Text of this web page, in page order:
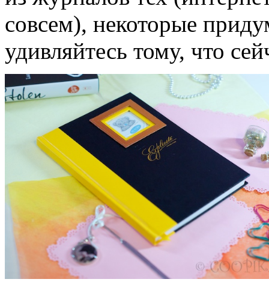
совсем), некоторые
удивляйтесь тому, что